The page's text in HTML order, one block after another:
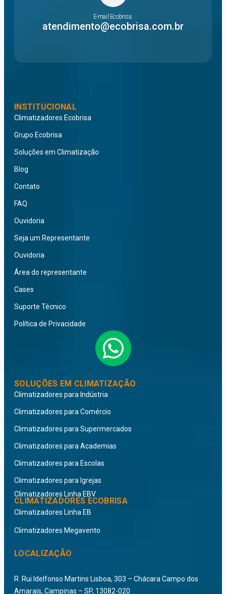
E-mail Ecobrisa:
atendimento@ecobrisa.com.br
INSTITUCIONAL
Climatizadores Ecobrisa
Grupo Ecobrisa
Soluções em Climatização
Blog
Contato
FAQ
Ouvidoria
Seja um Representante
Ouvidoria
Área do representante
Cases
Suporte Técnico
Política de Privacidade
CLIMATIZADORES ECOBRISA
Climatizadores Linha EBV
Climatizadores Linha EB
Climatizadores Megavento
SOLUÇÕES EM CLIMATIZAÇÃO
Climatizadores para Indústria
Climatizadores para Comércio
Climatizadores para Supermercados
Climatizadores para Academias
Climatizadores para Escolas
Climatizadores para Igrejas
LOCALIZAÇÃO
R. Rui Idelfonso Martins Lisboa, 303 – Chácara Campo dos
Amarais, Campinas – SP, 13082-020